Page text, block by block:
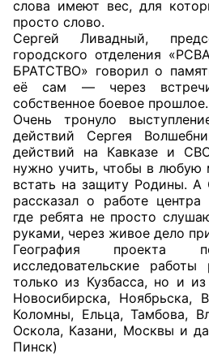
Общественные советы
органах федеральных
исполнительной власти
Общественные советы
независимой оценки
оказания услуг
О Палате
Структура Палаты
Комиссии
Экспертный совет ОП КО
Совет ОП КО
Общественный штаб
слова имеют вес, для
просто слово.
Сергей Ливадный,
городского отделения
БРАТСТВО» говорил о
её сам — через
собственное боевое прошлое.
Очень тронуло
действий Сергея
действий на Кавказе и
нужно учить, чтобы в любую
встать на защиту Родины.
рассказал о работе центра
где ребята не просто
руками, через живое дело
География проекта
исследовательские
только из Кузбасса, но и
Новосибирска, Ноябрьска,
Коломны, Ельца, Тамбова,
Оскола, Казани, Москвы и
Пинск)